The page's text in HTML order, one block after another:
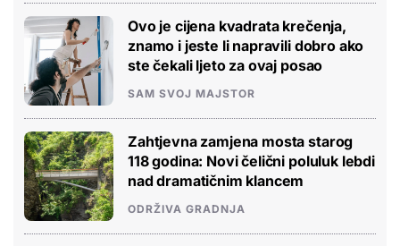
Ovo je cijena kvadrata krečenja,
znamo i jeste li napravili dobro ako
ste čekali ljeto za ovaj posao
SAM SVOJ MAJSTOR
Zahtjevna zamjena mosta starog
118 godina: Novi čelični poluluk lebdi
nad dramatičnim klancem
ODRŽIVA GRADNJA